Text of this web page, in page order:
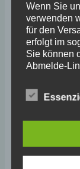
ca. 8 –
Es darf
Mit der
die
Wenn Sie
verwenden
für den
erfolgt im
Sie können
Abmelde-
dazu, unser
sicherer zu